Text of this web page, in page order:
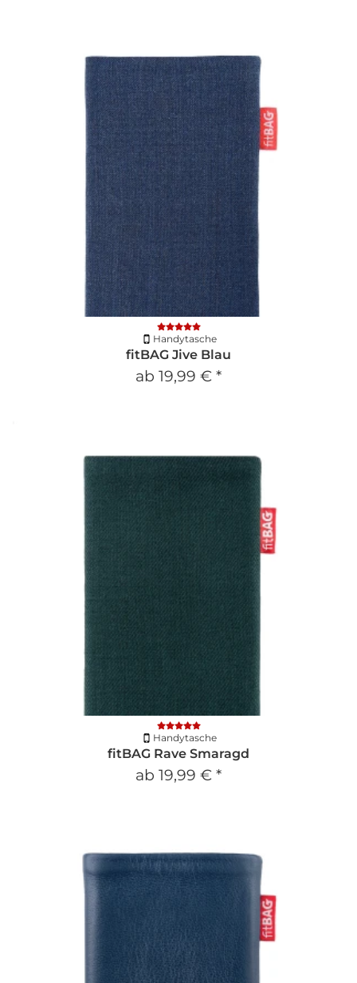
Handytasche
fitBAG Jive Blau
ab 19,99 € *
Handytasche
fitBAG Rave Smaragd
ab 19,99 € *